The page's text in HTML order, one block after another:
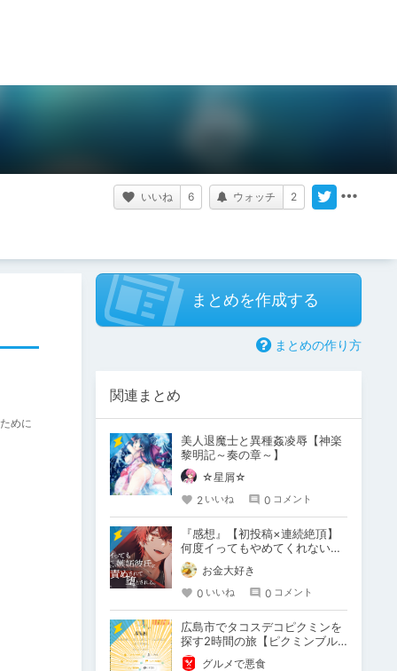
いいね 6 ウォッチ 2
めに
まとめを作成する
まとめの作り方
関連まとめ
美人退魔士と異種姦凌辱【神楽
黎明記～奏の章～】
☆星屑☆
2 いいね 0 コメント
『感想』【初投稿×連続絶頂】
何度イってもやめてくれない嫉
妬彼氏に激責めされて堕とされ
る。お金大好き
0 いいね 0 コメント
広島市でタコスデコピクミンを
探す2時間の旅【ピクミンブル
ーム / Pikmin Bloom】
グルメで悪食